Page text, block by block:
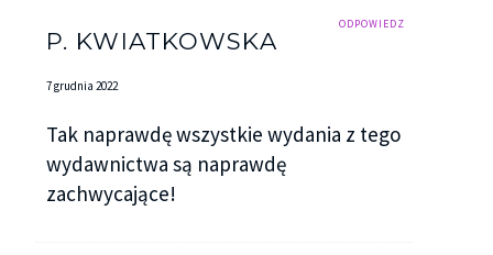
ODPOWIEDZ
P. KWIATKOWSKA
7 grudnia 2022
Tak naprawdę wszystkie wydania z tego
wydawnictwa są naprawdę
zachwycające!